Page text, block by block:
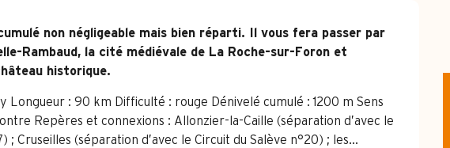
non négligeable mais bien réparti. Il vous fera passer par
Rambaud, la cité médiévale de La Roche-sur-Foron et
historique.
Longueur : 90 km Difficulté : rouge Dénivelé cumulé : 1200 m Sens
Repères et connexions : Allonzier-la-Caille (séparation d’avec le
; Cruseilles (séparation d’avec le Circuit du Salève n°20) ; les...